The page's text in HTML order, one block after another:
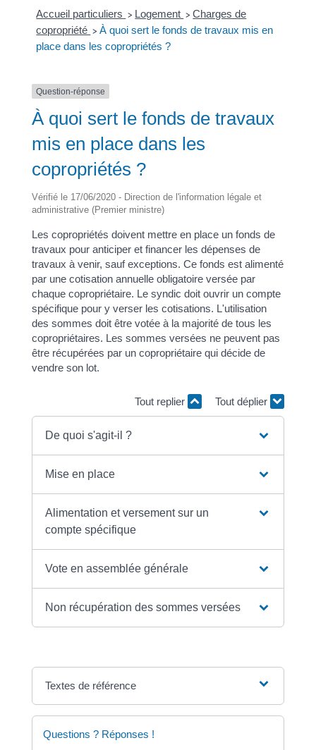
Accueil particuliers > Logement > Charges de
copropriété > À quoi sert le fonds de travaux mis en
place dans les copropriétés ?
Question-réponse
À quoi sert le fonds de travaux
mis en place dans les
copropriétés ?
Vérifié le 17/06/2020 - Direction de l'information légale et
administrative (Premier ministre)
Les copropriétés doivent mettre en place un fonds de
travaux pour anticiper et financer les dépenses de
travaux à venir, sauf exceptions. Ce fonds est alimenté
par une cotisation annuelle obligatoire versée par
chaque copropriétaire. Le syndic doit ouvrir un compte
spécifique pour y verser les cotisations. L'utilisation
des sommes doit être votée à la majorité de tous les
copropriétaires. Les sommes versées ne peuvent pas
être récupérées par un copropriétaire qui décide de
vendre son lot.
Tout replier Tout déplier
De quoi s'agit-il ?
Mise en place
Alimentation et versement sur un
compte spécifique
Vote en assemblée générale
Non récupération des sommes versées
Textes de référence
Questions ? Réponses !